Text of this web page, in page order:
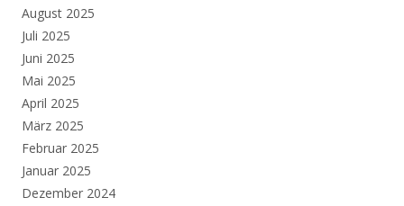
August 2025
Juli 2025
Juni 2025
Mai 2025
April 2025
März 2025
Februar 2025
Januar 2025
Dezember 2024